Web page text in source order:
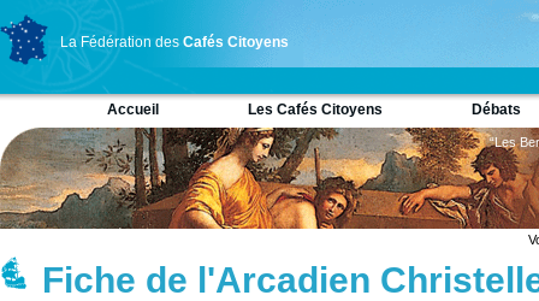
La Fédération des Cafés Citoyens
Accueil Les Cafés Citoyens Débats
“Les
Fiche de l'Arcadien